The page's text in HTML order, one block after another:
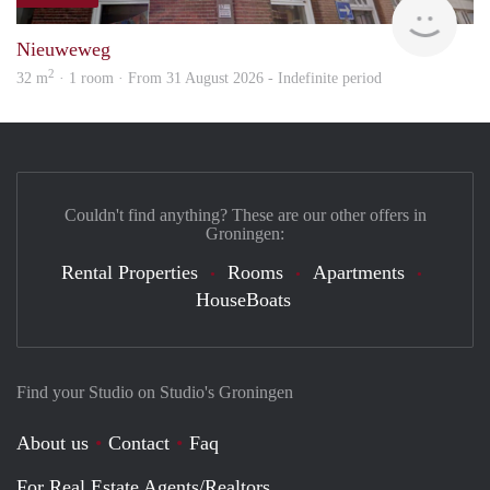
Nieuweweg
32 m2 · 1 room · From 31 August 2026 - Indefinite period
Find your Studio on Studio's Groningen
About us Contact
Faq
Couldn't find anything? These are our other offers in
Groningen:
Rental Properties Rooms
Apartments
HouseBoats